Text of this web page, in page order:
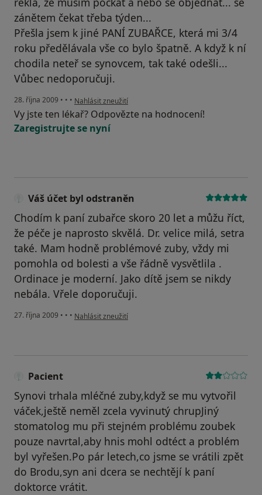
zánětem čekat třeba týden...
Přešla jsem k jiné PANÍ ZUBAŘCE, která mi 3/4
roku předělávala vše co bylo špatně. A když k ní
chodila neteř se synovcem, tak také odešli...
Vůbec nedoporučuji.
28. října 2009 • • • podle názoru uživatele Váš účet byl odstraněn
Nahlásit zneužití
Vy jste ten lékař? Odpovězte na hodnocení!
Zaregistrujte se nyní
Váš účet byl odstraněn
Chodím k paní zubařce skoro 20 let a můžu říct,
že péče je naprosto skvělá. Dr. velice milá, setra
také. Mam hodně problémové zuby, vždy mi
pomohla od bolesti a vše řádně vysvětlila .
Ordinace je moderní. Jako dítě jsem se nikdy
nebála. Vřele doporučuji.
27. října 2009 • • • podle názoru uživatele Váš účet byl odstraněn
Nahlásit zneužití
Pacient
Synovi trhala mléčné zuby,když se mu vytvořil
váček,ještě neměl zcela vyvinutý chrupJiný
stomatolog mu při stejném problému zoubek
pouze navrtal,aby hnis mohl odtéct a problém
byl vyřešen.Po pár letech,co jsme se vrátili zpět
do Brodu,syn ani dcera se nechtějí k paní
doktorce vrátit.